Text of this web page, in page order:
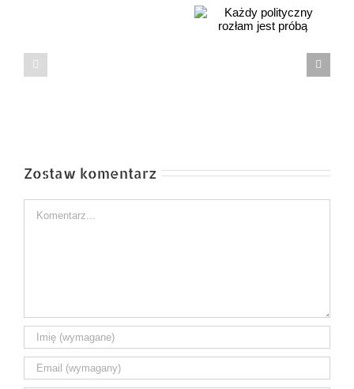
Prof. Romuald
Pierwszy rok!
Zostaw komentarz